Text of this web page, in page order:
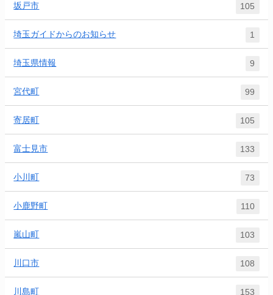
坂戸市 105
埼玉ガイドからのお知らせ 1
埼玉県情報 9
宮代町 99
寄居町 105
富士見市 133
小川町 73
小鹿野町 110
嵐山町 103
川口市 108
川島町 153